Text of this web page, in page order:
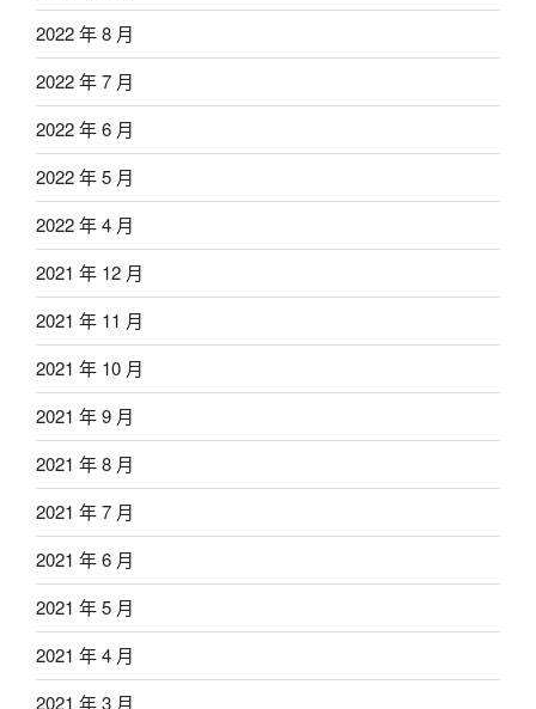
2022 年 8 月
2022 年 7 月
2022 年 6 月
2022 年 5 月
2022 年 4 月
2021 年 12 月
2021 年 11 月
2021 年 10 月
2021 年 9 月
2021 年 8 月
2021 年 7 月
2021 年 6 月
2021 年 5 月
2021 年 4 月
2021 年 3 月